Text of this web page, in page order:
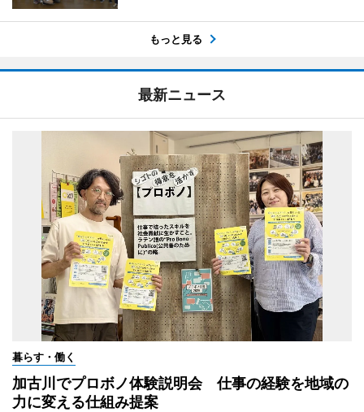
もっと見る
最新ニュース
暮らす・働く
加古川でプロボノ体験説明会 仕事の経験を地域の
力に変える仕組み提案